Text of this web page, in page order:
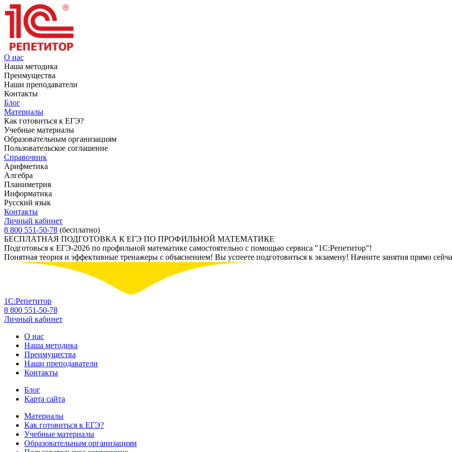
О нас
Наша методика
Преимущества
Наши преподаватели
Контакты
Блог
Материалы
Как готовиться к ЕГЭ?
Учебные материалы
Образовательным организациям
Пользовательское соглашение
Справочник
Арифметика
Алгебра
Планиметрия
Информатика
Русский язык
Контакты
Личный кабинет
8 800 551-50-78 (бесплатно)
БЕСПЛАТНАЯ ПОДГОТОВКА К ЕГЭ ПО ПРОФИЛЬНОЙ МАТЕМАТИКЕ
Подготовься к ЕГЭ-2026 по профильной математике самостоятельно с помощью сервиса "1С:Репетитор"!
Понятная теория и эффективные тренажеры с объяснением! Вы успеете подготовиться к экзамену! Начните занятия прямо
1С:Репетитор
8 800 551-50-78
Личный кабинет
О нас
Наша методика
Преимущества
Наши преподаватели
Контакты
Блог
Карта сайта
Материалы
Как готовиться к ЕГЭ?
Учебные материалы
Образовательным организациям